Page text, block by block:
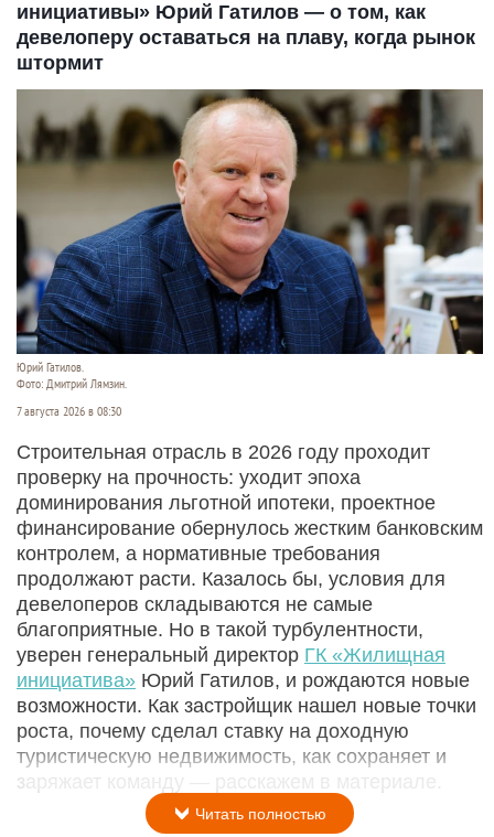
инициативы» Юрий Гатилов — о том, как
девелоперу оставаться на плаву, когда рынок
штормит
Юрий Гатилов.
Фото: Дмитрий Лямзин.
7 августа 2026 в 08:30
Строительная отрасль в 2026 году проходит
проверку на прочность: уходит эпоха
доминирования льготной ипотеки, проектное
финансирование обернулось жестким банковским
контролем, а нормативные требования
продолжают расти. Казалось бы, условия для
девелоперов складываются не самые
благоприятные. Но в такой турбулентности,
уверен генеральный директор ГК «Жилищная
инициатива» Юрий Гатилов, и рождаются новые
возможности. Как застройщик нашел новые точки
роста, почему сделал ставку на доходную
туристическую недвижимость, как сохраняет и
заряжает команду — расскажем в материале.
Читать полностью